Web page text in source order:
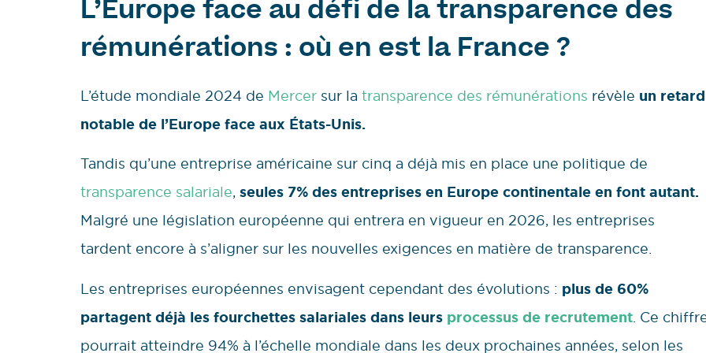
L’Europe face au défi de la transparence des
rémunérations : où en est la France ?
L’étude mondiale 2024 de Mercer sur la transparence des rémunérations révèle un retard
notable de l’Europe face aux États-Unis.
Tandis qu’une entreprise américaine sur cinq a déjà mis en place une politique de
transparence salariale, seules 7% des entreprises en Europe continentale en font autant.
Malgré une législation européenne qui entrera en vigueur en 2026, les entreprises
tardent encore à s’aligner sur les nouvelles exigences en matière de transparence.
Les entreprises européennes envisagent cependant des évolutions : plus de 60%
partagent déjà les fourchettes salariales dans leurs processus de recrutement. Ce
pourrait atteindre 94% à l’échelle mondiale dans les deux prochaines années, selon les